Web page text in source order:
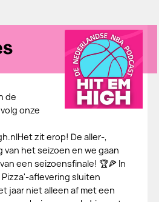
de
onze
zit erop! De aller-,
het seizoen en we gaan
een seizoensfinale! 🏆🍕 In
Pizza'-aflevering sluiten
jaar niet alleen af met een